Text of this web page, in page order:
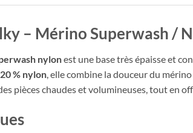
– Mérino Superwash /
nylonest une base très épaisse et
20 % nylon, elle combine la douceur du
pièces chaudes et volumineuses, tout en